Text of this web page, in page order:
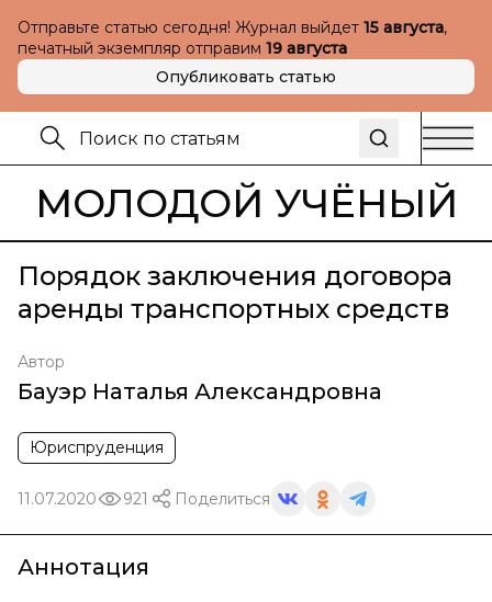
Отправьте статью сегодня! Журнал выйдет 15 августа,
печатный экземпляр отправим 19 августа
Опубликовать статью
МОЛОДОЙ УЧЁНЫЙ
Порядок заключения договора
аренды транспортных средств
Автор
Бауэр Наталья Александровна
Юриспруденция
11.07.2020 921 Поделиться
Аннотация